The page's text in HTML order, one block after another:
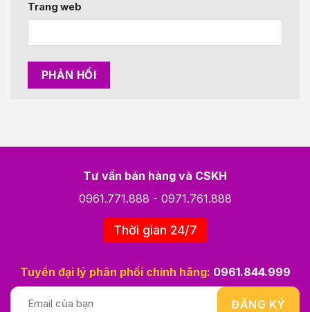
Trang web
Tư vấn bán hàng và CSKH
0961.771.888 - 0971.761.888
Thời gian 24/7
Tuyển đại lý phân phối chính hãng: 0961.844.999